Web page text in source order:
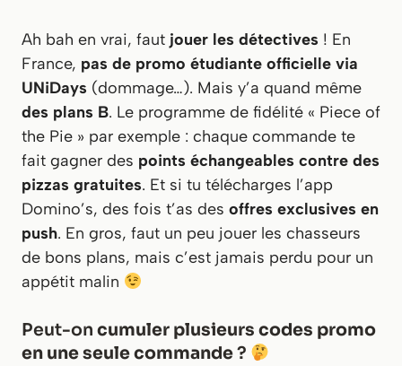
Ah bah en vrai, faut jouer les détectives ! En
France, pas de promo étudiante officielle via
UNiDays (dommage…). Mais y’a quand même
des plans B. Le programme de fidélité « Piece of
the Pie » par exemple : chaque commande te
fait gagner des points échangeables contre des
pizzas gratuites. Et si tu télécharges l’app
Domino’s, des fois t’as des offres exclusives en
push. En gros, faut un peu jouer les chasseurs
de bons plans, mais c’est jamais perdu pour un
appétit malin
Peut-on cumuler plusieurs codes promo
en une seule commande?